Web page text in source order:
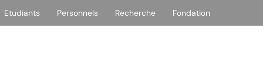
Etudiants Personnels Recherche Fondation